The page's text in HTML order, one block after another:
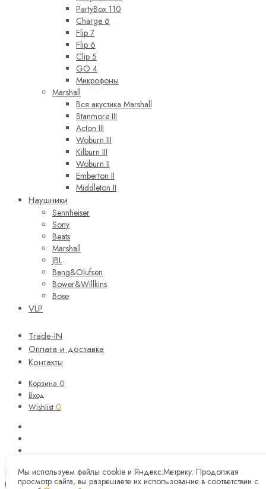
PartyBox 110
Charge 6
Flip 7
Flip 6
Clip 5
GO 4
Микрофоны
Marshall
Вся акустика Marshall
Stanmore III
Acton III
Woburn III
Kilburn III
Woburn II
Emberton II
Middleton II
Наушники
Sennheiser
Sony
Beats
Marshall
JBL
Bang&Olufsen
Bower&Willkins
Bose
VLP
Trade-IN
Оплата и доставка
Контакты
Корзина 0
Вход
Wishlist 0
Корзина Закрыть
Updating…
Мы используем файлы cookie и Яндекс.Метрику. Продолжая
просмотр сайта, вы разрешаете их использование в соответствии с